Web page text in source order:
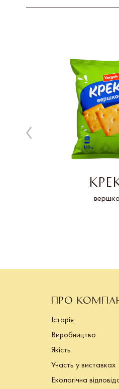
ПРО
Історія
Виробництво
Якість
Участь у виставках
Екологічна